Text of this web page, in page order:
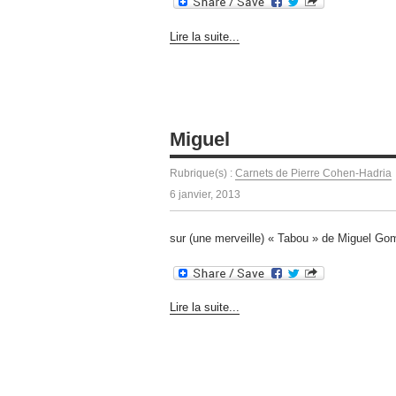
Lire la suite...
Miguel
Rubrique(s) : Carnets de Pierre Cohen-Hadria
6 janvier, 2013
sur (une merveille) « Tabou » de Miguel
Lire la suite...